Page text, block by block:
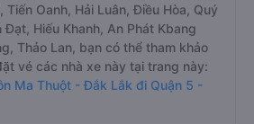
Tiến Oanh, Hải Luân, Điều Hòa, Quý
Hiếu Khanh, An Phát Kbang
Thảo Lan, bạn có thể tham khảo
vé các nhà xe này tại trang này:
Ma Thuột - Đắk Lắk đi Quận 5 -